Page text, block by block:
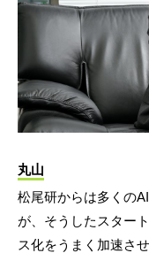
丸山
松尾研からは多くの
が、そうしたスター
ス化をうまく加速さ